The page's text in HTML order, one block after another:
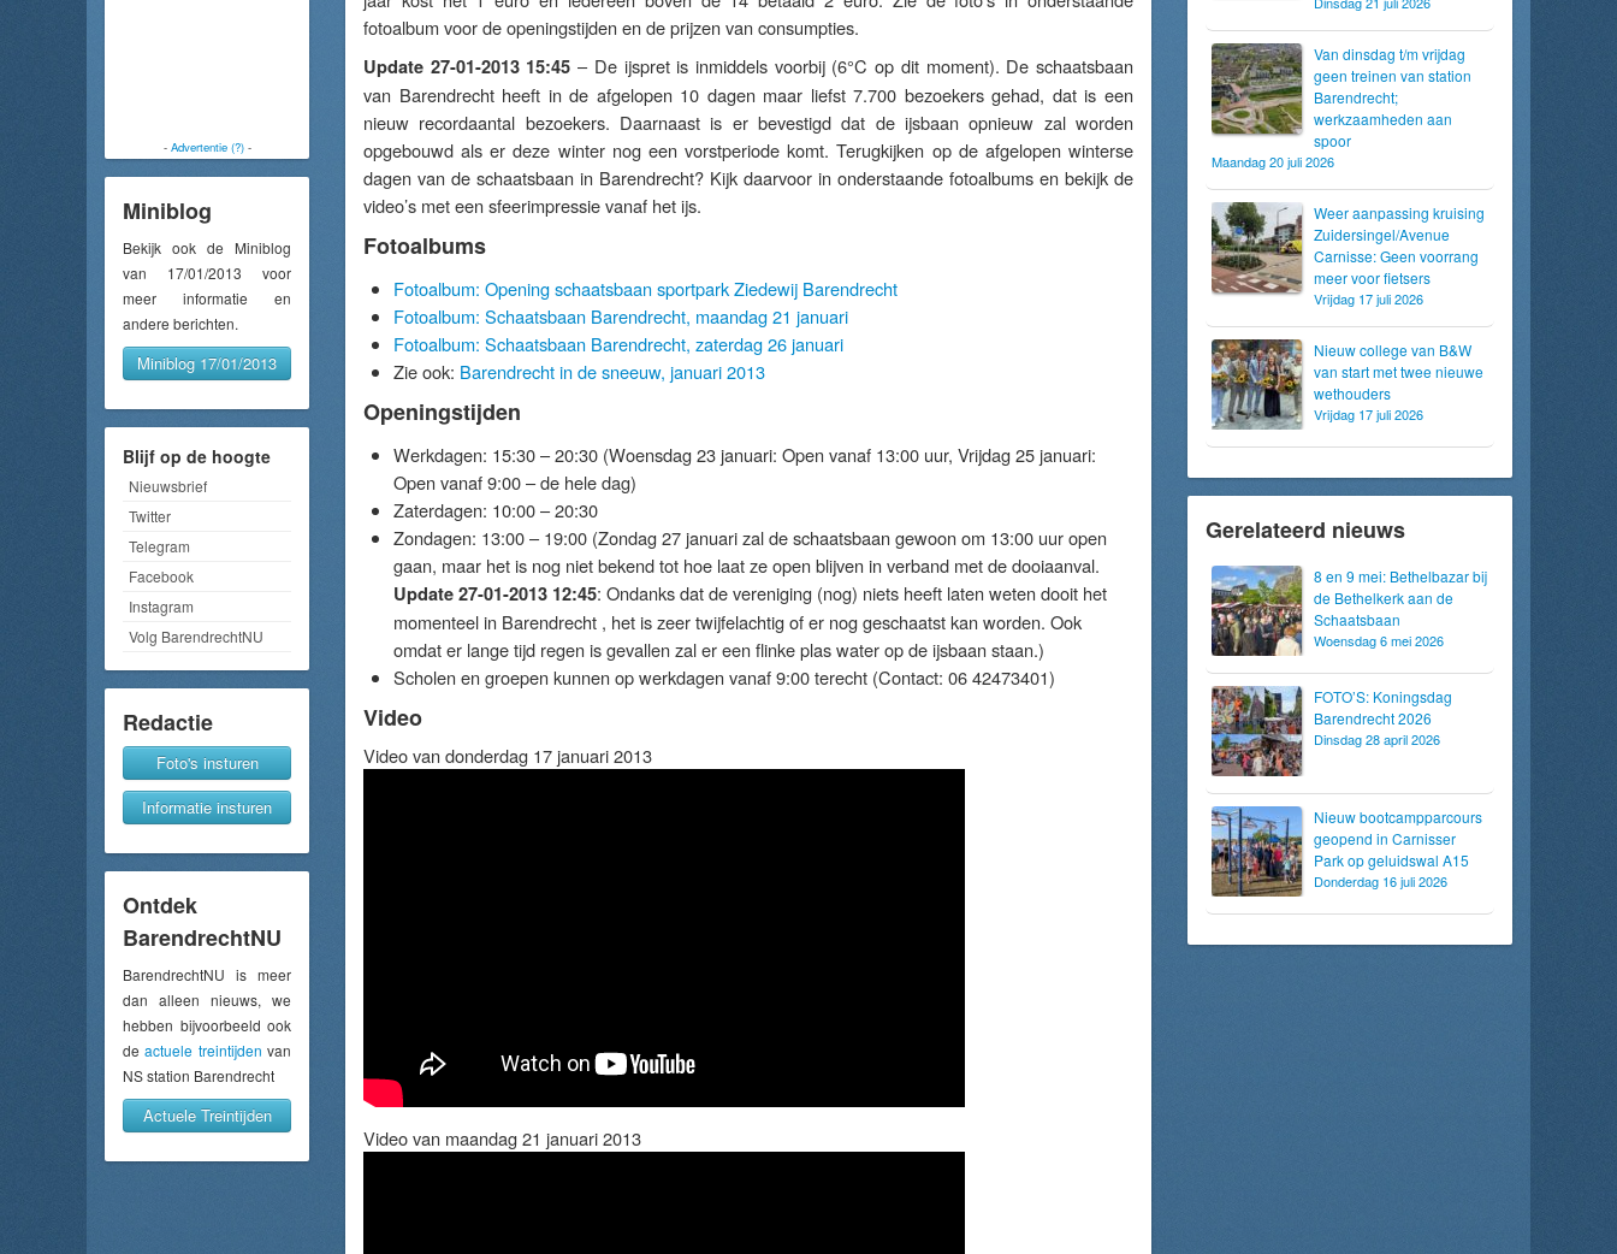
- Advertentie (?)-
Miniblog
Bekijk ook de Miniblog
van 17/01/2013 voor
meer informatie en
andere berichten.
Miniblog 17/01/2013
Blijf op de hoogte
Nieuwsbrief
Twitter
Telegram
Facebook
Instagram
Volg BarendrechtNU
Redactie
Foto's insturen
Informatie insturen
Ontdek
BarendrechtNU
BarendrechtNU is meer
dan alleen nieuws, we
hebben bijvoorbeeld ook
deactuele treintijden van
NS station Barendrecht
Actuele Treintijden
fotoalbum voor de openingstijden en de prijzen van consumpties.
Update 27-01-2013 15:45 – De ijspret is inmiddels voorbij (6°C op dit moment). De schaatsbaan
van Barendrecht heeft in de afgelopen 10 dagen maar liefst 7.700 bezoekers gehad, dat is een
nieuw recordaantal bezoekers. Daarnaast is er bevestigd dat de ijsbaan opnieuw zal worden
opgebouwd als er deze winter nog een vorstperiode komt. Terugkijken op de afgelopen winterse
dagen van de schaatsbaan in Barendrecht? Kijk daarvoor in onderstaande fotoalbums en bekijk de
video’s met een sfeerimpressie vanaf het ijs.
Fotoalbums
Fotoalbum: Opening schaatsbaan sportpark Ziedewij Barendrecht
Fotoalbum: Schaatsbaan Barendrecht, maandag 21 januari
Fotoalbum: Schaatsbaan Barendrecht, zaterdag 26 januari
Zie ook: Barendrecht in de sneeuw, januari 2013
Openingstijden
Werkdagen: 15:30 – 20:30 (Woensdag 23 januari: Open vanaf 13:00 uur, Vrijdag 25 januari:
Open vanaf 9:00 – de hele dag)
Zaterdagen: 10:00 – 20:30
Zondagen: 13:00 – 19:00 (Zondag 27 januari zal de schaatsbaan gewoon om 13:00 uur open
gaan, maar het is nog niet bekend tot hoe laat ze open blijven in verband met de dooiaanval.
Update 27-01-2013 12:45: Ondanks dat de vereniging (nog) niets heeft laten weten dooit het
momenteel in Barendrecht , het is zeer twijfelachtig of er nog geschaatst kan worden. Ook
omdat er lange tijd regen is gevallen zal er een flinke plas water op de ijsbaan staan.)
Scholen en groepen kunnen op werkdagen vanaf 9:00 terecht (Contact: 06 42473401)
Video
Video van donderdag 17 januari 2013
Video van maandag 21 januari 2013
Van dinsdag t/m vrijdag
geen treinen van station
Barendrecht;
werkzaamheden aan
spoor
Maandag 20 juli 2026
Weer aanpassing kruising
Zuidersingel/Avenue
Carnisse: Geen voorrang
meer voor fietsers
Vrijdag 17 juli 2026
Nieuw college van B&W
van start met twee nieuwe
wethouders
Vrijdag 17 juli 2026
Gerelateerd nieuws
8 en 9 mei: Bethelbazar bij
de Bethelkerk aan de
Schaatsbaan
Woensdag 6 mei 2026
FOTO’S: Koningsdag
Barendrecht 2026
Dinsdag 28 april 2026
Nieuw bootcampparcours
geopend in Carnisser
Park op geluidswal A15
Donderdag 16 juli 2026